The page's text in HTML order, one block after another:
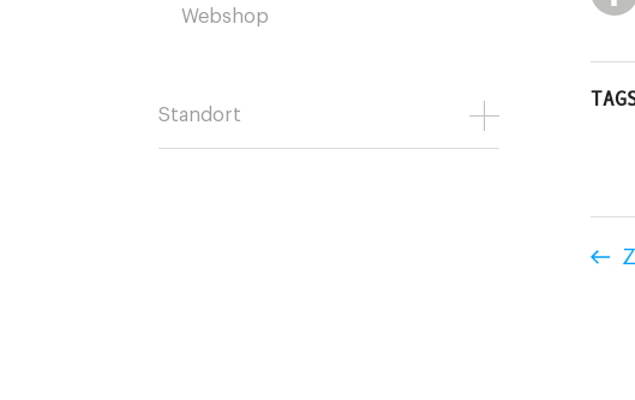
Webshop
Standort